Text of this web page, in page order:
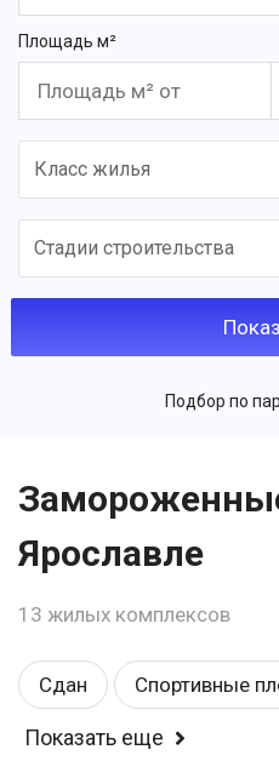
Площадь м²
Класс жилья
Стадии строительства
Подбор по
Ярославле
13 жилых комплексов
Сдан Спортивные
Балкон или лоджия
Показать еще